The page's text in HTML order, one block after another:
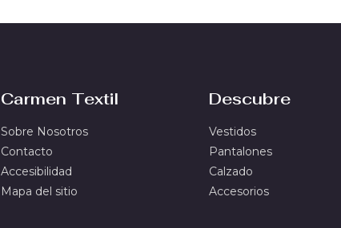
Carmen Textil
Sobre Nosotros
Contacto
Accesibilidad
Mapa del sitio
Descubre
Vestidos
Pantalones
Calzado
Accesorios